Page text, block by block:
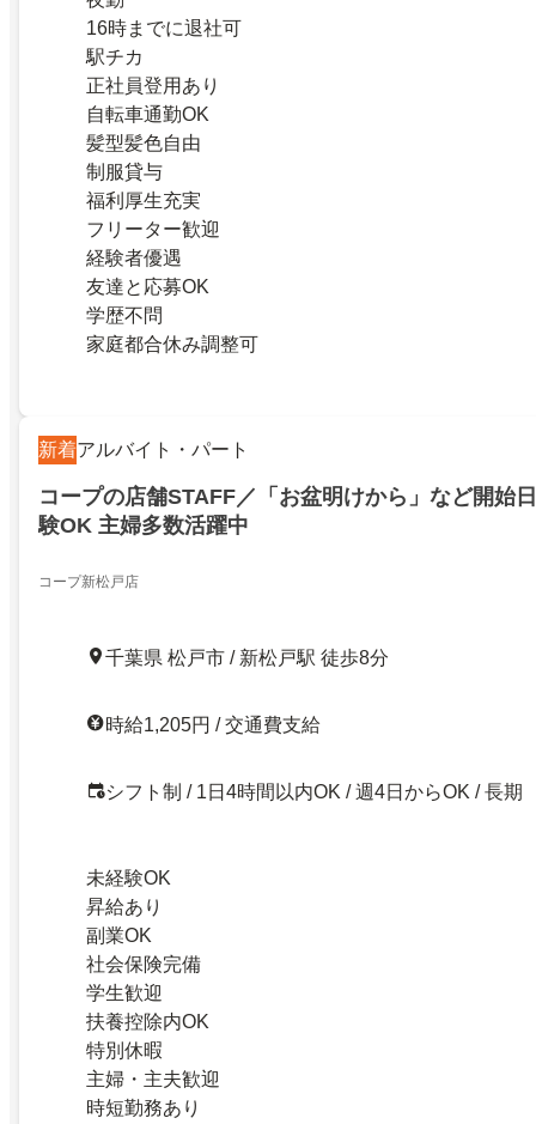
16時までに退社可
駅チカ
正社員登用あり
自転車通勤OK
髪型髪色自由
制服貸与
福利厚生充実
フリーター歓迎
経験者優遇
友達と応募OK
学歴不問
家庭都合休み調整可
新着アルバイト・パート
コープの店舗STAFF／「お盆明けから」など開始
験OK 主婦多数活躍中
コープ新松戸店
千葉県 松戸市 / 新松戸駅 徒歩8分
時給1,205円 / 交通費支給
シフト制 / 1日4時間以内OK / 週4日からOK / 長期
未経験OK
昇給あり
副業OK
社会保険完備
学生歓迎
扶養控除内OK
特別休暇
主婦・主夫歓迎
時短勤務あり